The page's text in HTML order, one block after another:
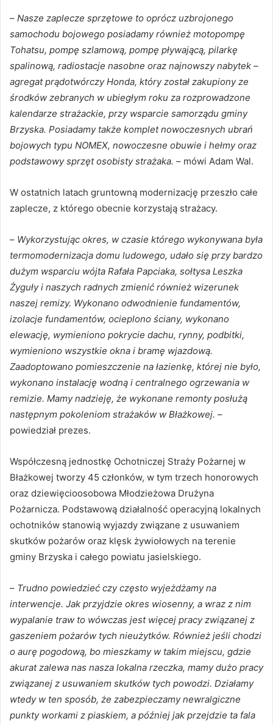
– Nasze zaplecze sprzętowe to oprócz uzbrojonego
samochodu bojowego posiadamy również motopompę
Tohatsu, pompę szlamową, pompę pływającą, pilarkę
spalinową, radiostacje nasobne oraz najnowszy nabytek –
agregat prądotwórczy Honda, który został zakupiony ze
środków zebranych w ubiegłym roku za rozprowadzone
kalendarze strażackie, przy wsparcie samorządu gminy
Brzyska. Posiadamy także komplet nowoczesnych ubrań
bojowych typu NOMEX, nowoczesne obuwie i hełmy oraz
podstawowy sprzęt osobisty strażaka. – mówi Adam Wal.
W ostatnich latach gruntowną modernizację przeszło całe
zaplecze, z którego obecnie korzystają strażacy.
– Wykorzystując okres, w czasie którego wykonywana była
termomodernizacja domu ludowego, udało się przy bardzo
dużym wsparciu wójta Rafała Papciaka, sołtysa Leszka
Żyguły i naszych radnych zmienić również wizerunek
naszej remizy. Wykonano odwodnienie fundamentów,
izolacje fundamentów, ocieplono ściany, wykonano
elewację, wymieniono pokrycie dachu, rynny, podbitki,
wymieniono wszystkie okna i bramę wjazdową.
Zaadoptowano pomieszczenie na łazienkę, której nie było,
wykonano instalację wodną i centralnego ogrzewania w
remizie. Mamy nadzieję, że wykonane remonty posłużą
następnym pokoleniom strażaków w Błażkowej. –
powiedział prezes.
Współczesną jednostkę Ochotniczej Straży Pożarnej w
Błażkowej tworzy 45 członków, w tym trzech honorowych
oraz dziewięcioosobowa Młodzieżowa Drużyna
Pożarnicza. Podstawową działalność operacyjną lokalnych
ochotników stanowią wyjazdy związane z usuwaniem
skutków pożarów oraz klęsk żywiołowych na terenie
gminy Brzyska i całego powiatu jasielskiego.
– Trudno powiedzieć czy często wyjeżdżamy na
interwencje. Jak przyjdzie okres wiosenny, a wraz z nim
wypalanie traw to wówczas jest więcej pracy związanej z
gaszeniem pożarów tych nieużytków. Również jeśli chodzi
o aurę pogodową, bo mieszkamy w takim miejscu, gdzie
akurat zalewa nas nasza lokalna rzeczka, mamy dużo pracy
związanej z usuwaniem skutków tych powodzi. Działamy
wtedy w ten sposób, że zabezpieczamy newralgiczne
punkty workami z piaskiem, a później jak przejdzie ta fala